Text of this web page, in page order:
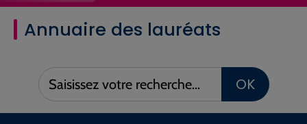
Annuaire des lauréats
Saisissez
votre
OK